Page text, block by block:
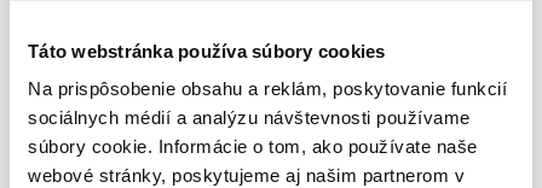
Táto webstránka používa súbory cookies
Na prispôsobenie obsahu a reklám, poskytovanie funkcií
sociálnych médií a analýzu návštevnosti používame
súbory cookie. Informácie o tom, ako používate naše
webové stránky, poskytujeme aj našim partnerom v
Framar pláštenka na farbenie
Framar
Kadernícke potreby
26.60 €
Čiapka na trvalú Alu-Cap super
Sibel
Kadernícke potreby
7.70 €